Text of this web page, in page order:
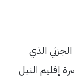
الذي
إقليم النيل